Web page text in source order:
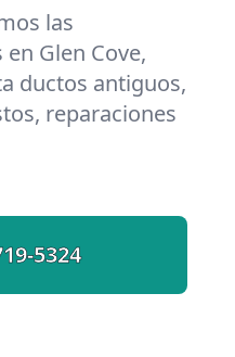
las
Glen Cove,
ductos antiguos,
reparaciones
5324